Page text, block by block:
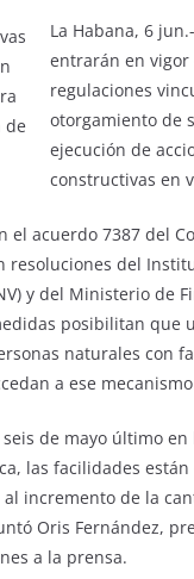
La Habana, 6
entrarán en vigor
regulaciones
otorgamiento de
ejecución de
constructivas en
el acuerdo 7387 del
resoluciones del
y del Ministerio de
posibilitan que
naturales con
a ese
de mayo último en
las facilidades
incremento de la
Oris Fernández,
a la prensa.